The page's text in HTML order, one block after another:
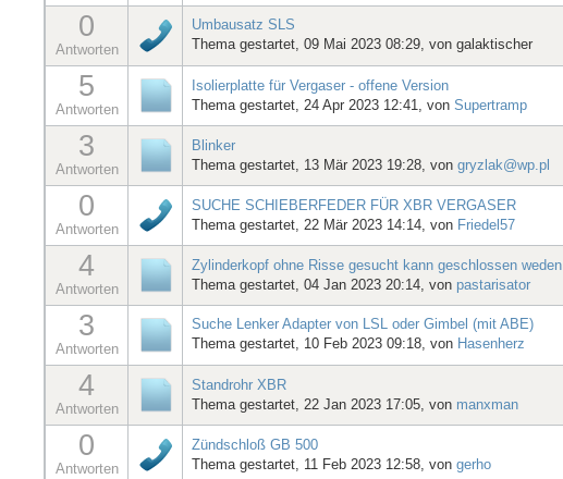
0
Antworten
Umbausatz SLS
Thema gestartet, 09 Mai 2023 08:29, von galaktischer
5
Antworten
Isolierplatte für Vergaser - offene Version
Thema gestartet, 24 Apr 2023 12:41, von Supertramp
3
Antworten
Blinker
Thema gestartet, 13 Mär 2023 19:28, von gryzlak@wp.pl
0
Antworten
SUCHE SCHIEBERFEDER FÜR XBR VERGASER
Thema gestartet, 22 Mär 2023 14:14, von Friedel57
4
Antworten
Zylinderkopf ohne Risse gesucht kann geschlossen weden
Thema gestartet, 04 Jan 2023 20:14, von pastarisator
3
Antworten
Suche Lenker Adapter von LSL oder Gimbel (mit ABE)
Thema gestartet, 10 Feb 2023 09:18, von Hasenherz
4
Antworten
Standrohr XBR
Thema gestartet, 22 Jan 2023 17:05, von manxman
0
Antworten
Zündschloß GB 500
Thema gestartet, 11 Feb 2023 12:58, von gerho